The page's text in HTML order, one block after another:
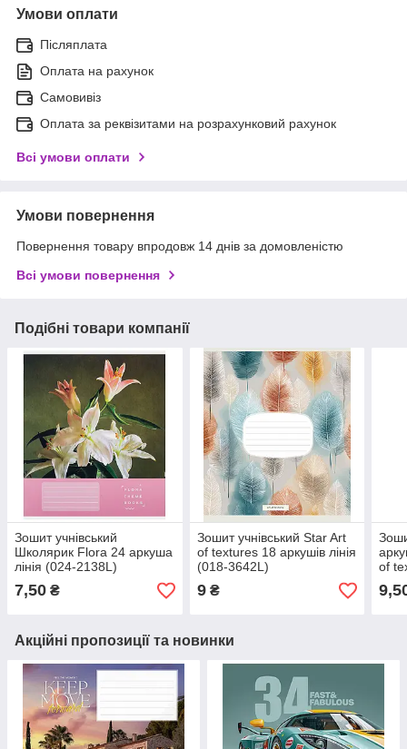
Умови оплати
Післяплата
Оплата на рахунок
Самовивіз
Оплата за реквізитами на розрахунковий рахунок
Всі умови оплати
Умови повернення
Повернення товару впродовж 14 днів за домовленістю
Всі умови повернення
Подібні товари компанії
Зошит учнівський
Школярик Flora 24 аркуша
лінія (024-2138L)
7,50 ₴
Зошит учнівський Star Art
of textures 18 аркушів лінія
(018-3642L)
9₴
of
Акційні пропозиції та новинки